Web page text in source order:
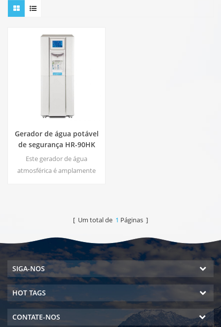
Gerador de água potável
de segurança HR-90HK
Este gerador de água
atmosférica é amplamente
gerados a 30 ℃ & amp; 80%
[ Um total de 1 Páginas ]
SIGA-NOS
HOT TAGS
CONTATE-NOS